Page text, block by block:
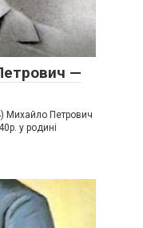
—
Петрович
у родині